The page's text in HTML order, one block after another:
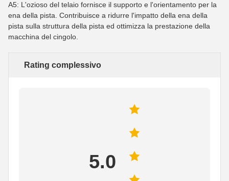
A5: L'ozioso del telaio fornisce il supporto e l'orientamento per la
ena della pista. Contribuisce a ridurre l'impatto della ena della
pista sulla struttura della pista ed ottimizza la prestazione della
macchina del cingolo.
Rating complessivo
5.0